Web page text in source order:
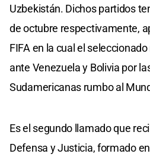
Uzbekistán. Dichos partidos
de octubre respectivamente,
FIFA en la cual el
ante Venezuela y Bolivia por
Sudamericanas rumbo al
Es el segundo llamado que
Defensa y Justicia, formado